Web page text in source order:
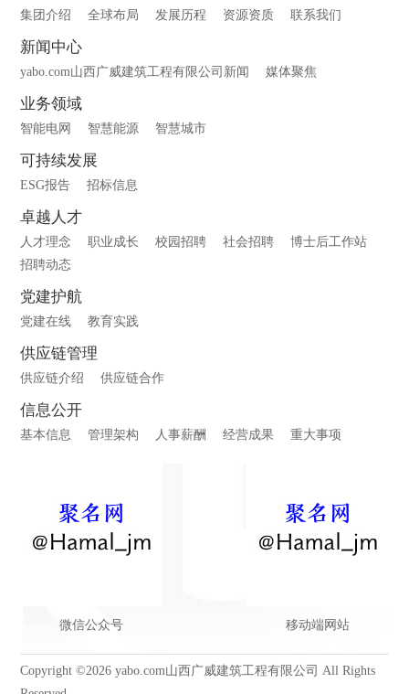
集团介绍 全球布局 发展历程 资源资质 联系我们
新闻中心
yabo.com山西广威建筑工程有限公司新闻 媒体聚焦
业务领域
智能电网 智慧能源 智慧城市
可持续发展
ESG报告 招标信息
卓越人才
人才理念 职业成长 校园招聘 社会招聘
博士后工作站
招聘动态
党建护航
党建在线 教育实践
供应链管理
供应链介绍 供应链合作
信息公开
基本信息 管理架构 人事薪酬 经营成果 重大事项
微信公众号 移动端网站
Copyright ©2026 yabo.com山西广威建筑工程有限公司 All Rights